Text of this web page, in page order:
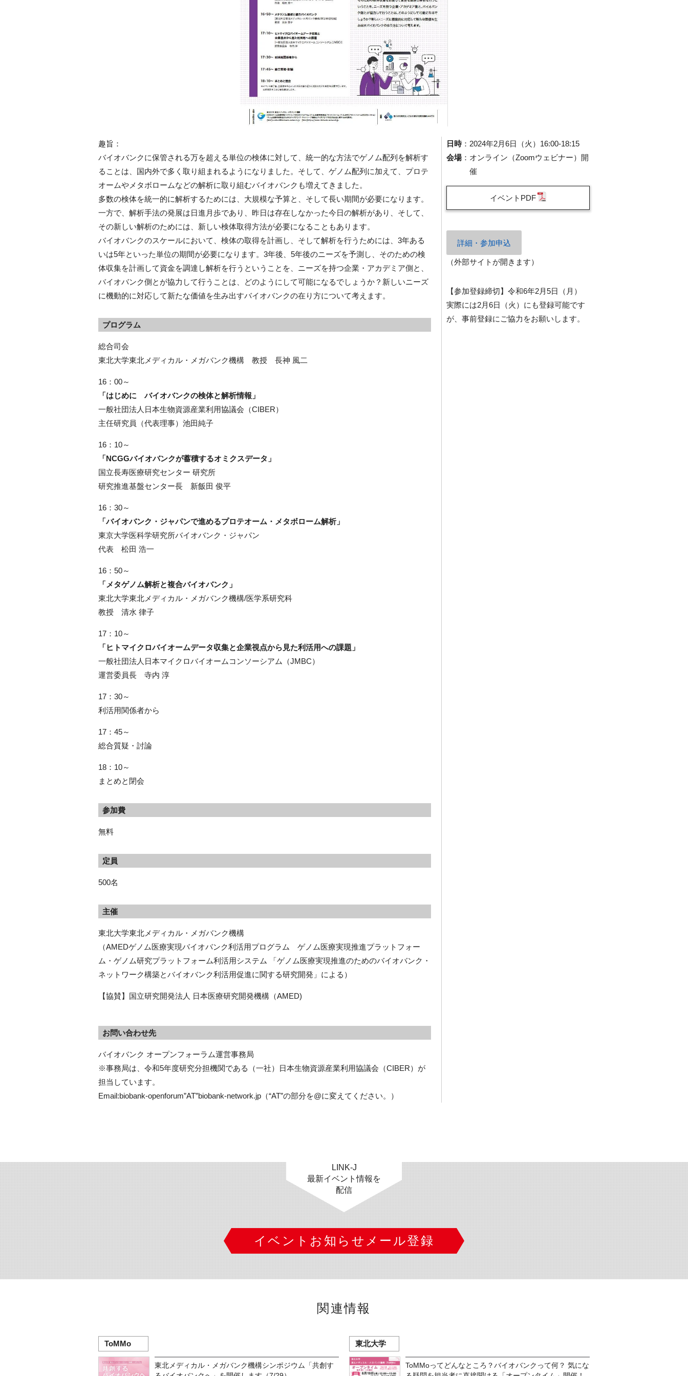
趣旨：
バイオバンクに保管される万を超える単位の検体に対して、統一的な方法でゲノム配列を解析す
ることは、国内外で多く取り組まれるようになりました。そして、ゲノム配列に加えて、プロテ
オームやメタボロームなどの解析に取り組むバイオバンクも増えてきました。
多数の検体を統一的に解析するためには、大規模な予算と、そして長い期間が必要になります。
一方で、解析手法の発展は日進月歩であり、昨日は存在しなかった今日の解析があり、そして、
その新しい解析のためには、新しい検体取得方法が必要になることもあります。
バイオバンクのスケールにおいて、検体の取得を計画し、そして解析を行うためには、3年ある
いは5年といった単位の期間が必要になります。3年後、5年後のニーズを予測し、そのための検
体収集を計画して資金を調達し解析を行うということを、ニーズを持つ企業・アカデミア側と、
バイオバンク側とが協力して行うことは、どのようにして可能になるでしょうか？新しいニーズ
に機動的に対応して新たな価値を生み出すバイオバンクの在り方について考えます。
プログラム
総合司会
東北大学東北メディカル・メガバンク機構 教授 長神 風二
16：00～
「はじめに バイオバンクの検体と解析情報」
一般社団法人日本生物資源産業利用協議会（CIBER）
主任研究員（代表理事）池田純子
16：10～
「NCGGバイオバンクが蓄積するオミクスデータ」
国立長寿医療研究センター 研究所
研究推進基盤センター長 新飯田 俊平
16：30～
「バイオバンク・ジャパンで進めるプロテオーム・メタボローム解析」
東京大学医科学研究所バイオバンク・ジャパン
代表 松田 浩一
16：50～
「メタゲノム解析と複合バイオバンク」
東北大学東北メディカル・メガバンク機構/医学系研究科
教授 清水 律子
17：10～
「ヒトマイクロバイオームデータ収集と企業視点から見た利活用への課題」
一般社団法人日本マイクロバイオームコンソーシアム（JMBC）
運営委員長 寺内 淳
17：30～
利活用関係者から
17：45～
総合質疑・討論
18：10～
まとめと閉会
参加費
無料
定員
500名
主催
東北大学東北メディカル・メガバンク機構
（AMEDゲノム医療実現バイオバンク利活用プログラム ゲノム医療実現推進プラットフォー
ム・ゲノム研究プラットフォーム利活用システム 「ゲノム医療実現推進のためのバイオバンク・
ネットワーク構築とバイオバンク利活用促進に関する研究開発」による）
【協賛】国立研究開発法人 日本医療研究開発機構（AMED)
お問い合わせ先
バイオバンク オープンフォーラム運営事務局
※事務局は、令和5年度研究分担機関である（一社）日本生物資源産業利用協議会（CIBER）が
担当しています。
Email:biobank-openforum”AT”biobank-network.jp（“AT”の部分を@に変えてください。）
日時： 2024年2月6日（火）16:00-18:15
会場： オンライン（Zoomウェビナー）開
催
イベントPDF
詳細・参加申込
（外部サイトが開きます）
【参加登録締切】令和6年2月5日（月）
実際には2月6日（火）にも登録可能です
が、事前登録にご協力をお願いします。
LINK-J
最新イベント情報を
配信
イベントお知らせメール登録
関連情報
ToMMo
東北メディカル・メガバンク機構シンポジウム「共創す
東北大学
ToMMoってどんなところ？バイオバンクって何？ 気にな